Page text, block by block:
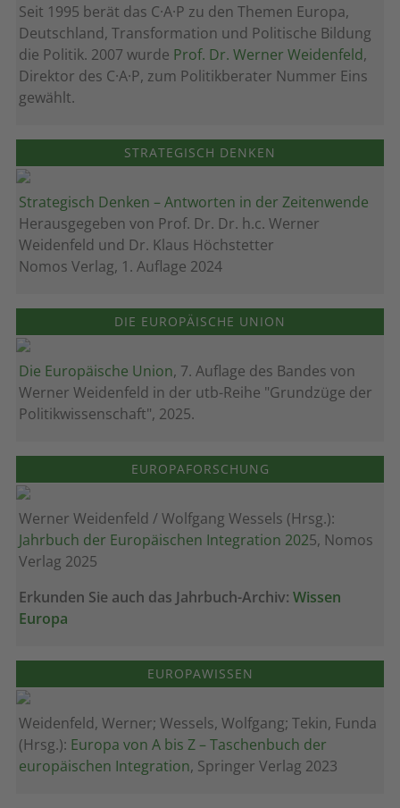
Seit 1995 berät das C·A·P zu den Themen Europa,
Deutschland, Transformation und Politische Bildung
die Politik. 2007 wurde Prof. Dr. Werner Weidenfeld,
Direktor des C·A·P, zum Politik­berater Nummer Eins
gewählt.
STRATEGISCH DENKEN
Strategisch Denken – Antworten in der Zeitenwende
Herausgegeben von Prof. Dr. Dr. h.c. Werner
Weidenfeld und Dr. Klaus Höchstetter
Nomos Verlag, 1. Auflage 2024
DIE EUROPÄISCHE UNION
Die Europäische Union, 7. Auflage des Bandes von
Werner Weidenfeld in der utb-Reihe "Grundzüge der
Politikwissenschaft", 2025.
EUROPAFORSCHUNG
Werner Weidenfeld / Wolfgang Wessels (Hrsg.):
Jahrbuch der Europäischen Integration 2025, Nomos
Verlag 2025
Erkunden Sie auch das Jahrbuch-Archiv: Wissen
Europa
EUROPAWISSEN
Weidenfeld, Werner; Wessels, Wolfgang; Tekin, Funda
(Hrsg.): Europa von A bis Z – Taschenbuch der
europäischen Integration, Springer Verlag 2023